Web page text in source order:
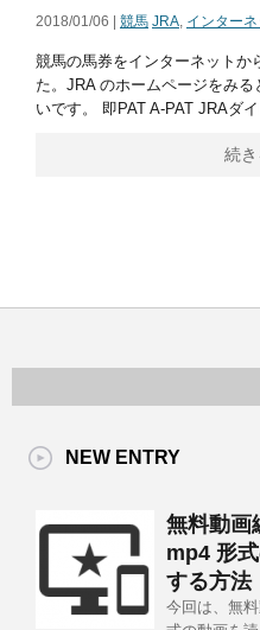
2018/01/06 | 競馬 JRA, インターネ
競馬の馬券をインターネットか
た。JRA のホームページをみ
いです。 即PAT A-PAT JRAダ
続
NEW ENTRY
無料動画
mp4 形
する方法
今回は、無